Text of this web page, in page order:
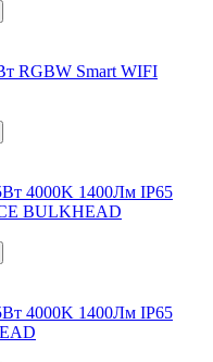
RGBW Smart WIFI
4000K 1400Лм IP65
BULKHEAD
4000K 1400Лм IP65